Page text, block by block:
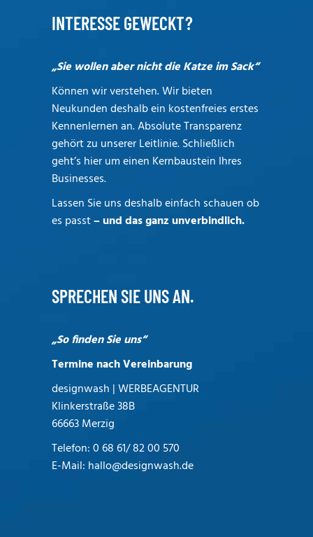
INTERESSE GEWECKT?
„Sie wollen aber nicht die Katze im Sack“
Können wir verstehen. Wir bieten
Neukunden deshalb ein kostenfreies erstes
Kennenlernen an. Absolute Transparenz
gehört zu unserer Leitlinie. Schließlich
geht’s hier um einen Kernbaustein Ihres
Businesses.
Lassen Sie uns deshalb einfach schauen ob
es passt– und das ganz unverbindlich.
SPRECHEN SIE UNS AN.
„So finden Sie uns“
Termine nach Vereinbarung
designwash | WERBEAGENTUR
Klinkerstraße 38B
66663 Merzig
Telefon:0 68 61/ 82 00 570
E-Mail: hallo@designwash.de